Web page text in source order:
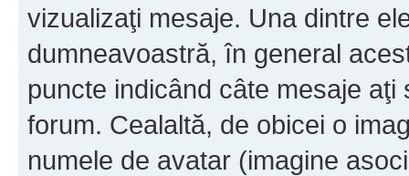
vizualizaţi mesaje. Una dintre
dumneavoastră, în general
puncte indicând câte mesaje
forum. Cealaltă, de obicei o
numele de avatar (imagine